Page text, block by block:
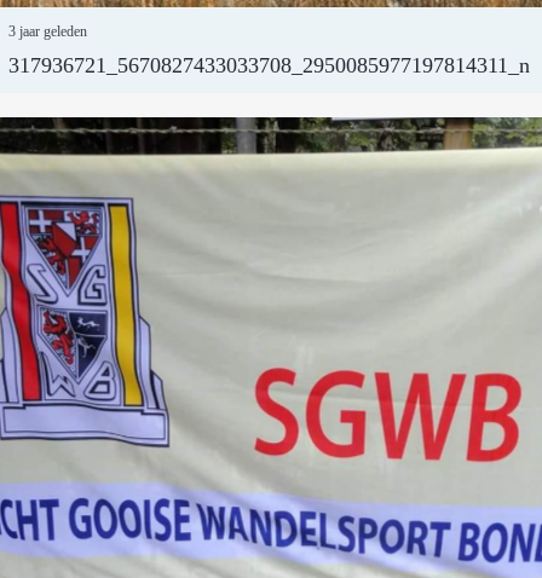
3 jaar geleden
317936721_5670827433033708_2950085977197814311_n